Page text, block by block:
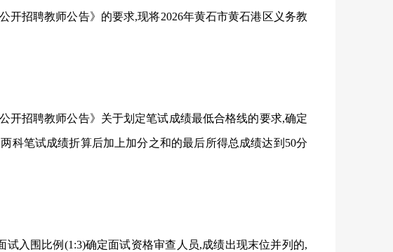
开招聘教师公告》的要求,现将2026年黄石市黄石港区义务教
开招聘教师公告》关于划定笔试成绩最低合格线的要求,确定
科笔试成绩折算后加上加分之和的最后所得总成绩达到50分
试入围比例(1:3)确定面试资格审查人员,成绩出现末位并列的,